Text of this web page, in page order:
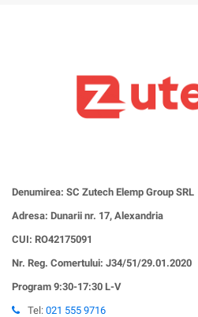
Denumirea: SC Zutech Elemp Group SRL
Adresa: Dunarii nr. 17, Alexandria
CUI: RO42175091
Nr. Reg. Comertului: J34/51/29.01.2020
Program 9:30-17:30 L-V
Tel: 021 555 9716